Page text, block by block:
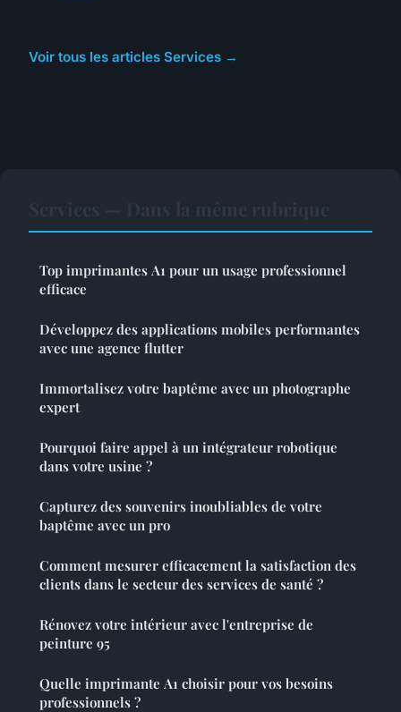
Voir tous les articles Services →
Top imprimantes A1 pour un usage professionnel
efficace
Développez des applications mobiles performantes
avec une agence flutter
Immortalisez votre baptême avec un photographe
expert
Pourquoi faire appel à un intégrateur robotique
dans votre usine ?
Capturez des souvenirs inoubliables de votre
baptême avec un pro
Comment mesurer efficacement la satisfaction des
clients dans le secteur des services de santé ?
Rénovez votre intérieur avec l'entreprise de
peinture 95
Quelle imprimante A1 choisir pour vos besoins
professionnels ?